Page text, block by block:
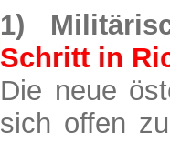
1)
Schritt in
Die neue
sich offen